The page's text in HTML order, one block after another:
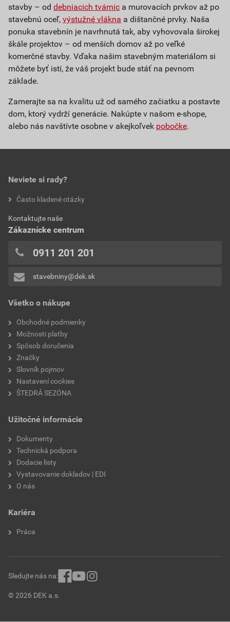
stavby – od debniacich tvárnic a murovacích prvkov až po
stavebnú oceľ, výstužné vlákna a dištančné prvky. Naša
ponuka stavebnín je navrhnutá tak, aby vyhovovala širokej
škále projektov – od menších domov až po veľké
komerčné stavby. Vďaka našim stavebným materiálom si
môžete byť istí, že váš projekt bude stáť na pevnom
základe.
Zamerajte sa na kvalitu už od samého začiatku a postavte
dom, ktorý vydrží generácie. Nakúpte v našom e-shope,
alebo nás navštívte osobne v akejkoľvek pobočke.
Všetko o nákupe
Obchodné podmienky
Možnosti platby
Spôsob doručenia
Značky
Slovník pojmov
Nastavení cookies
ŠTEDRÁ SEZÓNA
Užitočné informácie
Dokumenty
Technická podpora
Dodacie listy
Vystavovanie dokladov | EDI
O nás
Kariéra
Práca
Neviete si rady?
Často kladené otázky
Kontaktujte naše
Zákaznícke centrum
0911 201 201
stavebniny@dek.sk
© 2026 DEK a.s.
Sledujte nás na: